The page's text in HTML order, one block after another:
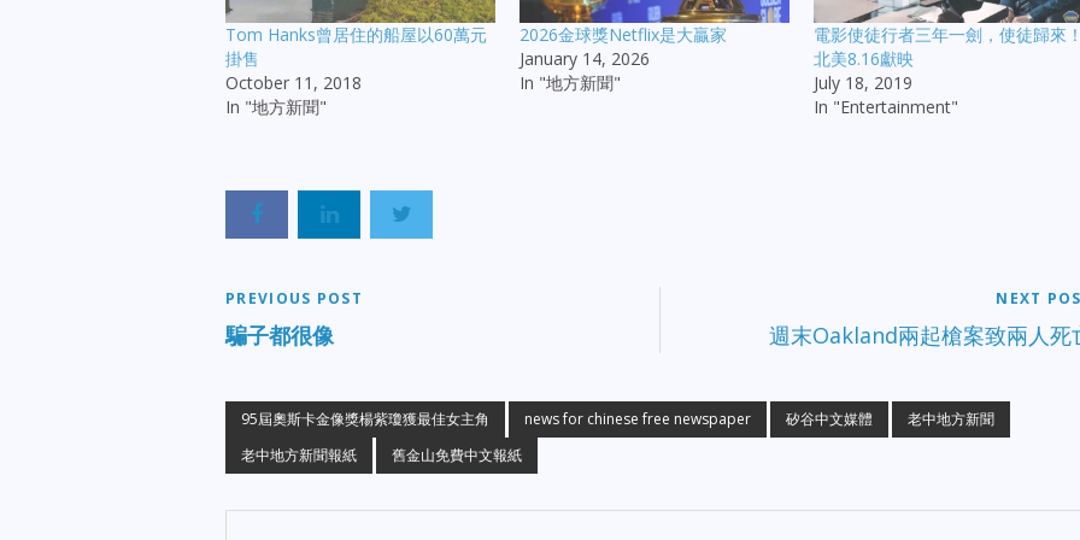
Tom Hanks曾居住的船屋以60萬元
掛售
October 11, 2018
In "地方新聞"
2026金球獎Netflix是大贏家
January 14, 2026
In "地方新聞"
電影使徒行者三年一劍，使徒歸來！
北美8.16獻映
July 18, 2019
In "Entertainment"
PREVIOUS POST
騙子都很像
NEXT
週末Oakland兩起槍案致兩人死
95屆奧斯卡金像獎楊紫瓊獲最佳女主角 news for chinese free newspaper 矽谷中文媒體
老中地方新聞
老中地方新聞報紙
舊金山免費中文報紙